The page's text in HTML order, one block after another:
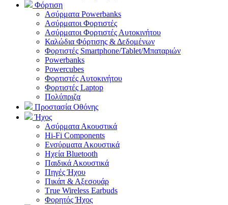
Φόρτιση
Ασύρματα Powerbanks
Aσύρματοι Φορτιστές
Ασύρματοι Φορτιστές Αυτοκινήτου
Καλώδια Φόρτισης & Δεδομένων
Φορτιστές Smartphone/Tablet/Μπαταριών
Powerbanks
Powercubes
Φορτιστές Αυτοκινήτου
Φορτιστές Laptop
Πολύπριζα
Προστασία Οθόνης
Ήχος
Ασύρματα Ακουστικά
Hi-Fi Components
Ενσύρματα Ακουστικά
Ηχεία Bluetooth
Παιδικά Ακουστικά
Πηγές Ήχου
Πικάπ & Αξεσουάρ
Τrue Wireless Earbuds
Φορητός Ήχος